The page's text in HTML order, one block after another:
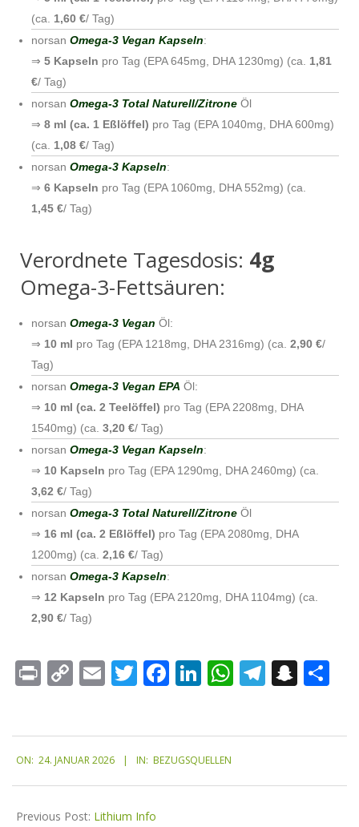
(ca. 1,60 €/ Tag)
norsan Omega-3 Vegan Kapseln:
⇒ 5 Kapseln pro Tag (EPA 645mg, DHA 1230mg) (ca. 1,81
€/ Tag)
norsan Omega-3 Total Naturell/Zitrone Öl
⇒ 8 ml (ca. 1 Eßlöffel) pro Tag (EPA 1040mg, DHA 600mg)
(ca. 1,08 €/ Tag)
norsan Omega-3 Kapseln:
⇒ 6 Kapseln pro Tag (EPA 1060mg, DHA 552mg) (ca.
1,45 €/ Tag)
Verordnete Tagesdosis: 4g
Omega-3-Fettsäuren:
norsan Omega-3 Vegan Öl:
⇒ 10 ml pro Tag (EPA 1218mg, DHA 2316mg) (ca. 2,90 €/
Tag)
norsan Omega-3 Vegan EPA Öl:
⇒ 10 ml (ca. 2 Teelöffel) pro Tag (EPA 2208mg, DHA
1540mg) (ca. 3,20 €/ Tag)
norsan Omega-3 Vegan Kapseln:
⇒ 10 Kapseln pro Tag (EPA 1290mg, DHA 2460mg) (ca.
3,62 €/ Tag)
norsan Omega-3 Total Naturell/Zitrone Öl
⇒ 16 ml (ca. 2 Eßlöffel) pro Tag (EPA 2080mg, DHA
1200mg) (ca. 2,16 €/ Tag)
norsan Omega-3 Kapseln:
⇒ 12 Kapseln pro Tag (EPA 2120mg, DHA 1104mg) (ca.
2,90 €/ Tag)
PrintCopyEmailTwitter
Facebook
LinkedIn
WhatsApp
ON: 24. JANUAR 2026 IN: BEZUGSQUELLEN
Previous Post: Lithium Info